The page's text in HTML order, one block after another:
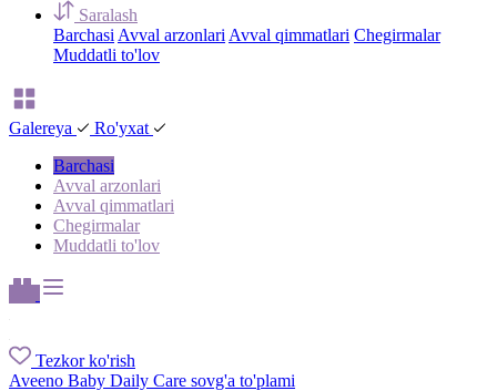
Saralash
Barchasi Avval arzonlari Avval qimmatlari Chegirmalar
Muddatli to'lov
Galereya
Ro'yxat
Barchasi
Avval arzonlari
Avval qimmatlari
Chegirmalar
Muddatli to'lov
Tezkor ko'rish
Aveeno Baby Daily Care sovg'a to'plami